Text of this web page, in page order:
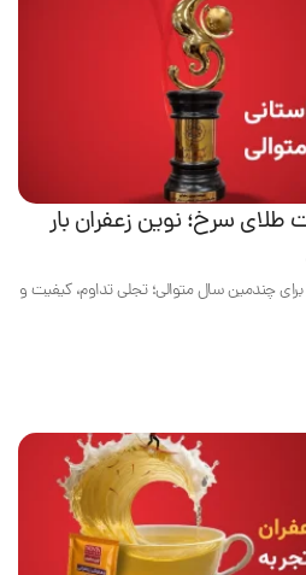
سرخ؛ نوین زعفران بار
چندمین سال متوالی؛ تجلی تداوم، کیفیت و